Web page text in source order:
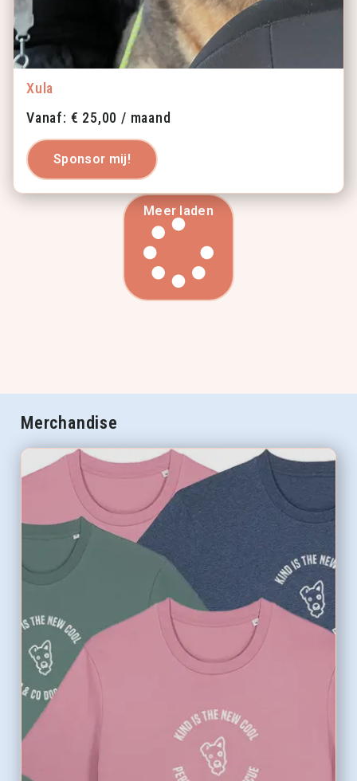
Xula
Vanaf: € 25,00 / maand
Sponsor mij!
Meer laden
Merchandise